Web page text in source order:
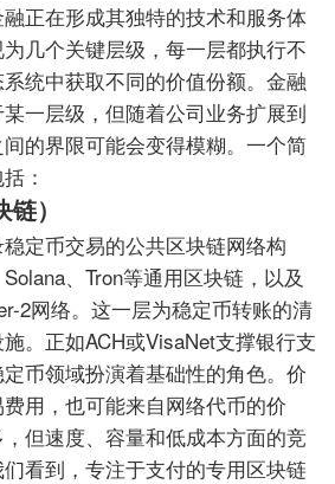
正在形成其独特的技术和服务体
几个关键层级，每一层都执行不
统中获取不同的价值份额。金融
一层级，但随着公司业务扩展到
的界限可能会变得模糊。一个简
：
）
定币交易的公共区块链网络构
、Tron等通用区块链，以及
2网络。这一层为稳定币转账的清
。正如ACH或VisaNet支撑银行支
币领域扮演着基础性的角色。价
用，也可能来自网络代币的价
但速度、容量和低成本方面的竞
看到，专注于支付的专用区块链